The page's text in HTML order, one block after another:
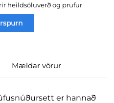
heildsöluverð og prufur
Mældar vörur
er hannað